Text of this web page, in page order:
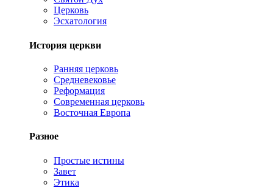
Церковь
Эсхатология
История церкви
Ранняя церковь
Средневековье
Реформация
Современная церковь
Восточная Европа
Разное
Простые истины
Завет
Этика